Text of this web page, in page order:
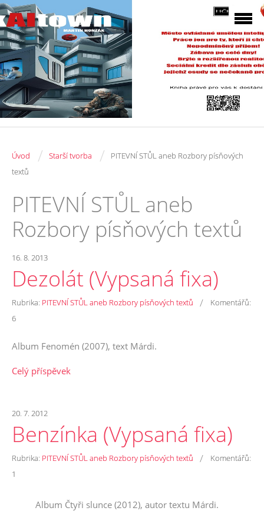
Úvod / Starší tvorba /
PITEVNÍ STŮL aneb Rozbory písňových
textů
PITEVNÍ STŮL aneb
Rozbory písňových textů
16. 8. 2013
Dezolát (Vypsaná fixa)
Rubrika: PITEVNÍ STŮL aneb Rozbory písňových textů /
Komentářů:
6
Album Fenomén (2007), text Márdi.
Celý příspěvek
20. 7. 2012
Benzínka (Vypsaná fixa)
Rubrika: PITEVNÍ STŮL aneb Rozbory písňových textů /
Komentářů:
1
Album Čtyři slunce (2012), autor textu Márdi.